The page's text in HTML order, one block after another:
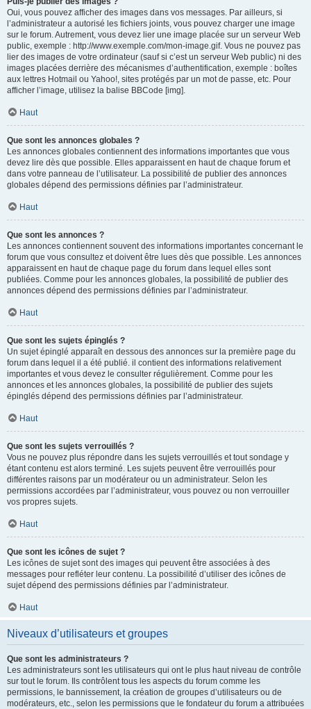
Oui, vous pouvez afficher des images dans vos messages. Par ailleurs, si
l’administrateur a autorisé les fichiers joints, vous pouvez charger une image
sur le forum. Autrement, vous devez lier une image placée sur un serveur Web
public, exemple : http://www.exemple.com/mon-image.gif. Vous ne pouvez pas
lier des images de votre ordinateur (sauf si c’est un serveur Web public) ni des
images placées derrière des mécanismes d’authentification, exemple : boîtes
aux lettres Hotmail ou Yahoo!, sites protégés par un mot de passe, etc. Pour
afficher l’image, utilisez la balise BBCode [img].
Haut
Que sont les annonces globales ?
Les annonces globales contiennent des informations importantes que vous
devez lire dès que possible. Elles apparaissent en haut de chaque forum et
dans votre panneau de l’utilisateur. La possibilité de publier des annonces
globales dépend des permissions définies par l’administrateur.
Haut
Que sont les annonces ?
Les annonces contiennent souvent des informations importantes concernant le
forum que vous consultez et doivent être lues dès que possible. Les annonces
apparaissent en haut de chaque page du forum dans lequel elles sont
publiées. Comme pour les annonces globales, la possibilité de publier des
annonces dépend des permissions définies par l’administrateur.
Haut
Que sont les sujets épinglés ?
Un sujet épinglé apparaît en dessous des annonces sur la première page du
forum dans lequel il a été publié. il contient des informations relativement
importantes et vous devez le consulter régulièrement. Comme pour les
annonces et les annonces globales, la possibilité de publier des sujets
épinglés dépend des permissions définies par l’administrateur.
Haut
Que sont les sujets verrouillés ?
Vous ne pouvez plus répondre dans les sujets verrouillés et tout sondage y
étant contenu est alors terminé. Les sujets peuvent être verrouillés pour
différentes raisons par un modérateur ou un administrateur. Selon les
permissions accordées par l’administrateur, vous pouvez ou non verrouiller
vos propres sujets.
Haut
Que sont les icônes de sujet ?
Les icônes de sujet sont des images qui peuvent être associées à des
messages pour refléter leur contenu. La possibilité d’utiliser des icônes de
sujet dépend des permissions définies par l’administrateur.
Haut
Niveaux d’utilisateurs et groupes
Que sont les administrateurs ?
Les administrateurs sont les utilisateurs qui ont le plus haut niveau de contrôle
sur tout le forum. Ils contrôlent tous les aspects du forum comme les
permissions, le bannissement, la création de groupes d’utilisateurs ou de
modérateurs, etc., selon les permissions que le fondateur du forum a attribuées